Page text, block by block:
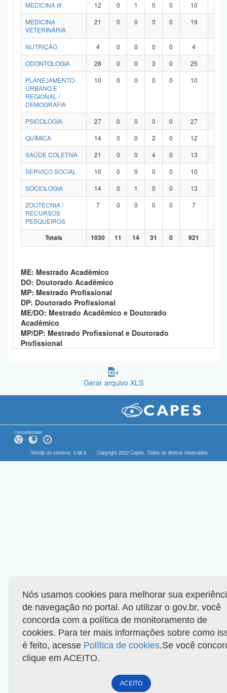
MEDICINA III
12 0 1 0 0 10
MEDICINA
VETERINÁRIA
21 0 0 0 0 19
NUTRIÇÃO 4 0 0 0 0 4
ODONTOLOGIA
28 0 0 3 0 25
PLANEJAMENTO
URBANO E
REGIONAL /
DEMOGRAFIA
10 0 0 0 0 10
PSICOLOGIA 27 0 0 0 0 27
QUÍMICA
14 0 0 2 0 12
SAÚDE COLETIVA
21 0 0 4 0 13
SERVIÇO SOCIAL
10 0 0 0 0 10
SOCIOLOGIA
14 0 1 0 0 13
ZOOTECNIA /
RECURSOS
PESQUEIROS
7 0 0 0 0 7
Totais 1030 11 14 31 0 921
ME: Mestrado Acadêmico
DO: Doutorado Acadêmico
MP: Mestrado Profissional
DP: Doutorado Profissional
ME/DO: Mestrado Acadêmico e Doutorado
Acadêmico
MP/DP: Mestrado Profissional e Doutorado
Profissional
Gerar arquivo XLS
Compatibilidade
Versão do sistema: 3.88.9 Copyright 2022 Capes. Todos os direitos reservados.
Nós usamos cookies para melhorar sua
de navegação no portal. Ao utilizar o gov.br, você
concorda com a política de monitoramento de
cookies. Para ter mais informações sobre como
é feito, acesse Política de cookies.Se você
clique em ACEITO.
ACEITO